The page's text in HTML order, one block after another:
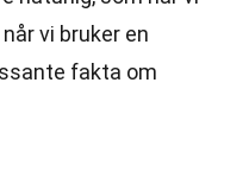
vi bruker en
fakta om